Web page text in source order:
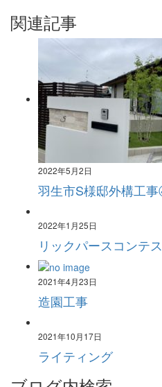
関連記事
2022年5月2日
羽生市S様邸外構工
2022年1月25日
リックパースコンテ
2021年4月23日
造園工事
2021年10月17日
ライティング